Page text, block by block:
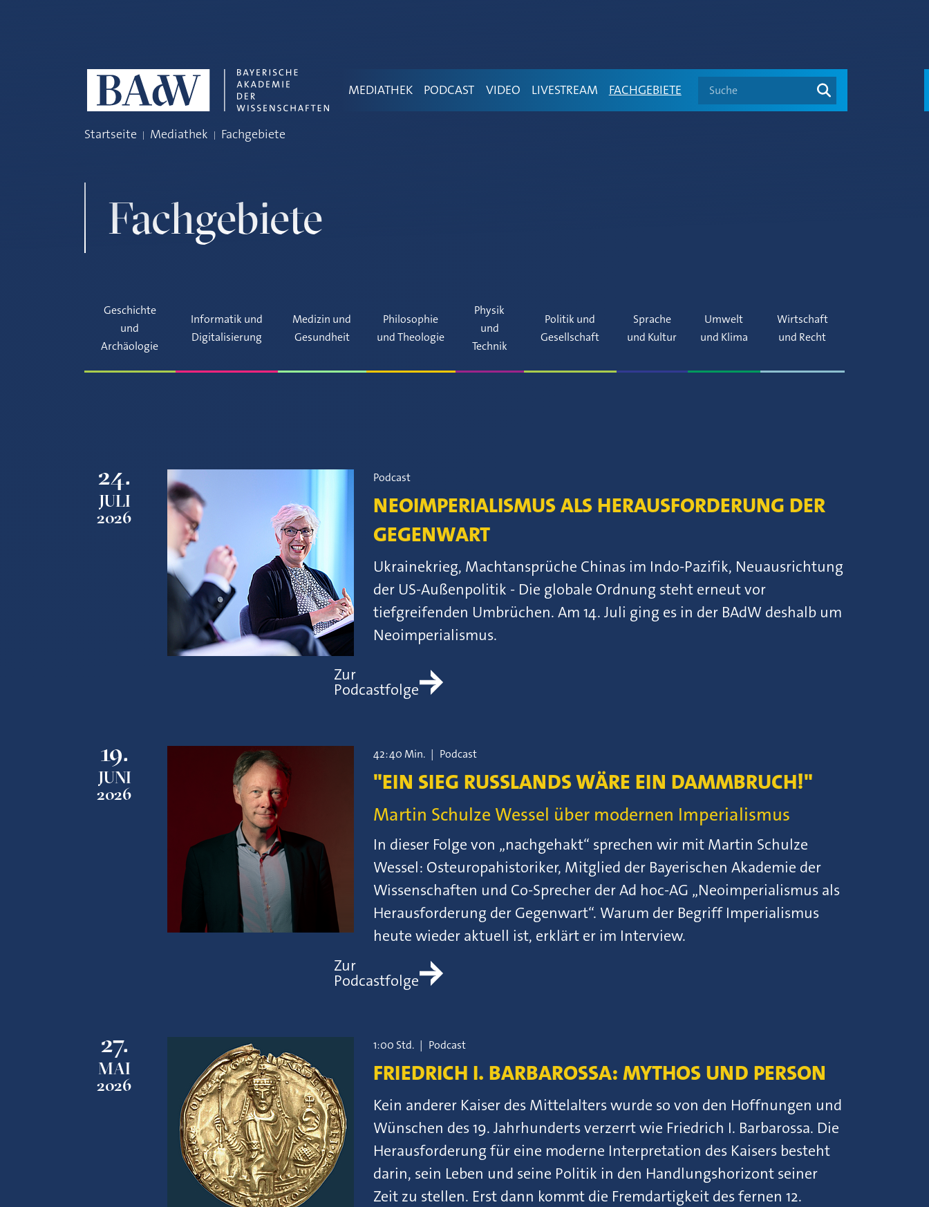
MEDIATHEK PODCAST VIDEO LIVESTREAM FACHGEBIETE Suche
Startseite Mediathek Fachgebiete
Fachgebiete
Geschichte
und
Archäologie
Informatik und
Digitalisierung
Medizin und
Gesundheit
Philosophie
und Theologie
Physik
und
Technik
Politik und
Gesellschaft
Sprache
und Kultur
Umwelt
und Klima
Wirtschaft
und Recht
24.
JULI
2026
Podcast
NEOIMPERIALISMUS ALS HERAUSFORDERUNG DER
GEGENWART
Ukrainekrieg, Machtansprüche Chinas im Indo-Pazifik, Neuausrichtung
der US-Außenpolitik - Die globale Ordnung steht erneut vor
tiefgreifenden Umbrüchen. Am 14. Juli ging es in der BAdW deshalb um
Neoimperialismus.
Zur
Podcastfolge
19.
JUNI
2026
42:40 Min. | Podcast
"EIN SIEG RUSSLANDS WÄRE EIN DAMMBRUCH!"
Martin Schulze Wessel über modernen Imperialismus
In dieser Folge von „nachgehakt“ sprechen wir mit Martin Schulze
Wessel: Osteuropahistoriker, Mitglied der Bayerischen Akademie der
Wissenschaften und Co-Sprecher der Ad hoc-AG „Neoimperialismus als
Herausforderung der Gegenwart“. Warum der Begriff Imperialismus
heute wieder aktuell ist, erklärt er im Interview.
Zur
Podcastfolge
27.
MAI
2026
1:00 Std. | Podcast
FRIEDRICH I. BARBAROSSA: MYTHOS UND PERSON
Kein anderer Kaiser des Mittelalters wurde so von den Hoffnungen und
Wünschen des 19. Jahrhunderts verzerrt wie Friedrich I. Barbarossa. Die
Herausforderung für eine moderne Interpretation des Kaisers besteht
darin, sein Leben und seine Politik in den Handlungshorizont seiner
Zeit zu stellen. Erst dann kommt die Fremdartigkeit des fernen 12.